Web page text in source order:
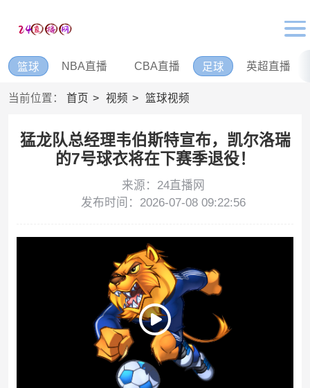
篮球 NBA直播 CBA直播 足球 英超直播
当前位置： 首页 视频 篮球视频
猛龙队总经理韦伯斯特宣布，凯尔洛瑞
的7号球衣将在下赛季退役！
来源：24直播网
发布时间：2026-07-08 09:22:56